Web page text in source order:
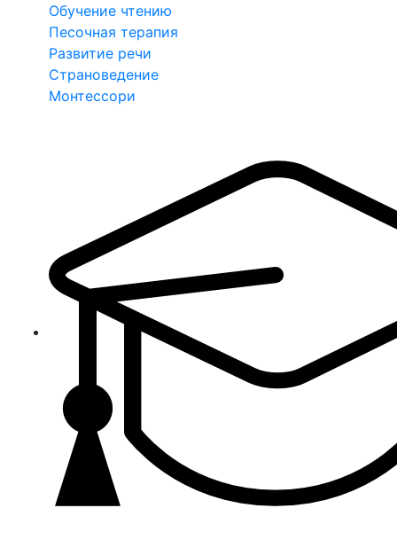
Обучение чтению
Песочная терапия
Развитие речи
Страноведение
Монтессори